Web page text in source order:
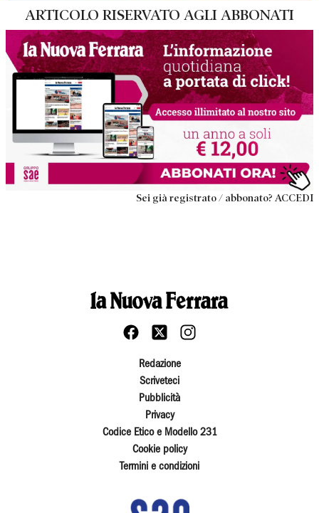
ARTICOLO RISERVATO AGLI ABBONATI
Sei già registrato / abbonato? ACCEDI
Redazione
Scriveteci
Pubblicità
Privacy
Codice Etico e Modello 231
Cookie policy
Termini e condizioni